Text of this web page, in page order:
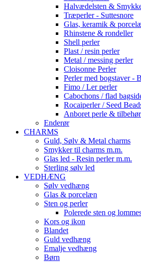
Halvædelsten &
Træperler - Suttesnore
Glas, keramik &
Rhinstene & rondeller
Shell perler
Plast / resin perler
Metal / messing perler
Cloisonne Perler
Perler med bogstaver -
Fimo / Ler perler
Cabochons / flad
Rocaiperler / Seed
Anboret perle & tilbehør
Enderør
CHARMS
Guld, Sølv & Metal charms
Smykker til charms m.m.
Glas led - Resin perler m.m.
Sterling sølv led
VEDHÆNG
Sølv vedhæng
Glas & porcelæn
Sten og perler
Polerede sten og
Kors og ikon
Blandet
Guld vedhæng
Emalje vedhæng
Børn